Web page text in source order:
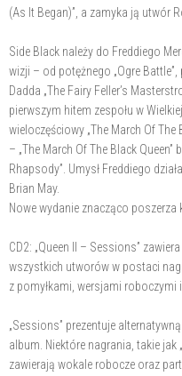
(As It Began)”, a zamyka ją utwór
Side Black należy do Freddiego
wizji – od potężnego „Ogre
Dadda „The Fairy Feller’s
pierwszym hitem zespołu w
wieloczęściowy „The March Of The
– „The March Of The Black
Rhapsody”. Umysł Freddiego
Brian May.
Nowe wydanie znacząco poszerza
CD2: „Queen II – Sessions”
wszystkich utworów w postaci
z pomyłkami, wersjami roboczymi
„Sessions” prezentuje
album. Niektóre nagrania, takie jak
zawierają wokale robocze oraz